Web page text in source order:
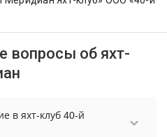
вопросы об яхт-
в яхт-клуб 40-й